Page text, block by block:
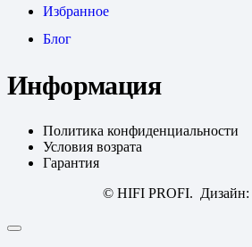
Избранное
Блог
Информация
Политика конфиденциальности
Условия возрата
Гарантия
© HIFI PROFI. Дизайн: